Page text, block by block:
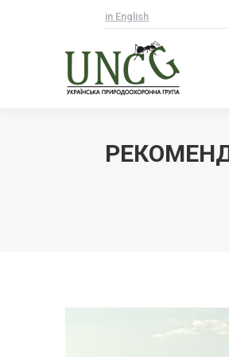
in English